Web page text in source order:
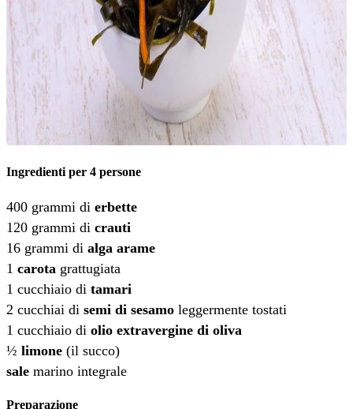
Ingredienti per 4 persone
400 grammi di erbette
120 grammi di crauti
16 grammi di alga arame
1 carota grattugiata
1 cucchiaio di tamari
2 cucchiai di semi di sesamo leggermente tostati
1 cucchiaio di olio extravergine di oliva
½ limone (il succo)
sale marino integrale
Preparazione